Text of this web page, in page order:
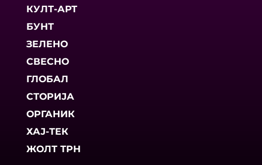
КУЛТ-АРТ
БУНТ
ЗЕЛЕНО
СВЕСНО
ГЛОБАЛ
СТОРИЈА
ОРГАНИК
ХАЈ-ТЕК
ЖОЛТ ТРН